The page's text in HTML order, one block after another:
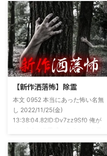
上げましたので内容の濃さ・面白
さは保証します。ぜひともご購入
くださいませ。 書影かっこいい
ですね！帯の煽り文句も最高です
(^^)v購入ページ
https://amzn.to/49NrwuE特設ペ
ージ
54ee5238af1
【新作洒落怖】除霊
本文 0952 本当にあった怖い名無
し 2022/11/25(金)
13:38:04.82ID:Dv7zz9Sf0 俺が
(以後A)は頻繁に「あ、あそこに